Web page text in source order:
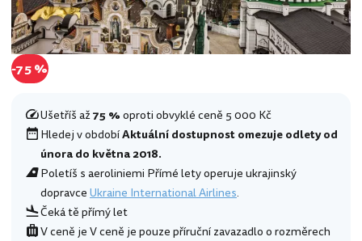
-75 %
Ušetříš až75 %oproti obvyklé ceně 5 000 Kč
Hledej v obdobíAktuální dostupnost omezuje odlety od
února do května 2018.
Poletíš s aeroliniemi Přímé lety operuje ukrajinský
dopravceUkraine International Airlines.
Čeká tě přímý let
V ceně je V ceně je pouze příruční zavazadlo o rozměrech